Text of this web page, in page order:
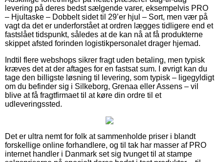
levering på deres bedst sælgende varer, eksempelvis PRO
– Hjultaske – Dobbelt sidet til 29’er hjul – Sort, men vær på
vagt da det er underforstået at ordren lægges tidligere end et
fastslået tidspunkt, således at de kan nå at få produkterne
skippet afsted forinden logistikpersonalet drager hjemad.
Indtil flere webshops sikrer fragt uden betaling, men typisk
kræves det at der aftages for en fastsat sum. I øvrigt kan du
tage den billigste løsning til levering, som typisk – ligegyldigt
om du befinder sig i Silkeborg, Grenaa eller Assens – vil
blive at få fragtfirmaet til at køre din ordre til et
udleveringssted.
Det er ultra nemt for folk at sammenholde priser i blandt
forskellige online forhandlere, og til tak har masser af PRO
internet handler i Danmark set sig tvunget til at stampe